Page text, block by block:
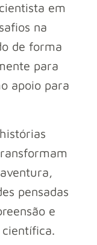
em
na
de forma
para
apoio para
pensadas
e